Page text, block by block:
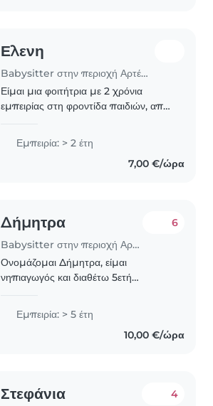
Ελενη
Babysitter στην περιοχή Αρτέμιδα
Είμαι μια φοιτήτρια με 2 χρόνια
εμπειρίας στη φροντίδα παιδιών, από
με πάθος για τη δημιουργική
Εμπειρία: > 2 έτη
7,00 €/ώρα
Δήμητρα
Babysitter στην περιοχή Αρτέμιδα
6
Ονομάζομαι Δήμητρα, είμαι
νηπιαγωγός και διαθέτω 5ετή
εμπειρία δημιουργικής απασχόλησης
κατ' οίκον σε παιδιά ηλικιών από..
Εμπειρία: > 5 έτη
10,00 €/ώρα
Στεφάνια
4